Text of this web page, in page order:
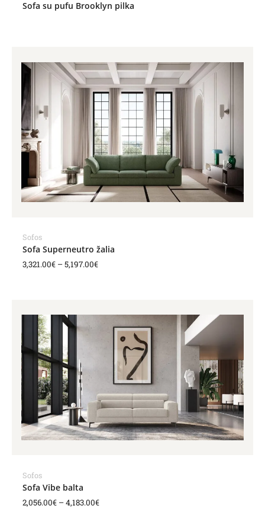
Sofa su pufu Brooklyn pilka
Sofos
Sofa Superneutro žalia
3,321.00€ –5,197.00€
range:
3,321.00€
through
5,197.00€
Sofos
Sofa Vibe balta
2,056.00€ –4,183.00€
range:
through
4,183.00€